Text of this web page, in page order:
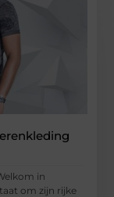
in
om zijn rijke